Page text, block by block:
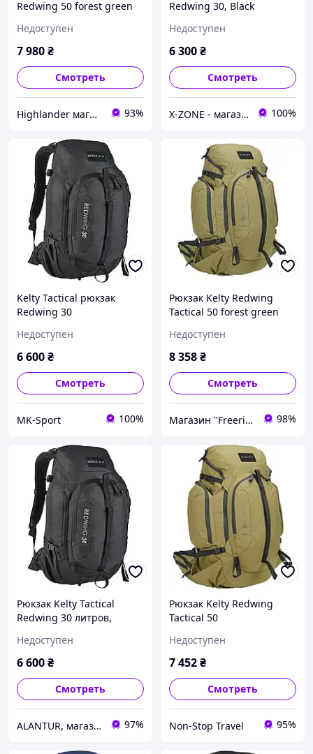
Redwing 50 forest green
Недоступен
7 980₴
Смотреть
Highlander магазин 93%
Redwing 30, Black
Недоступен
6 300₴
Смотреть
X-ZONE - магазин туристичного спорядження 100%
Kelty Tactical рюкзак
Redwing 30
Недоступен
6 600₴
Смотреть
MK-Sport 100%
Рюкзак Kelty Redwing
Tactical 50 forest green
Недоступен
8 358₴
Смотреть
Магазин "Freeride" 98%
Рюкзак Kelty Tactical
Redwing 30 литров,
путешествий, с
органайзером
Недоступен
6 600₴
Смотреть
ALANTUR, магазин туристичного спорядження та велосипедів 97%
Рюкзак Kelty Redwing
Tactical 50
Недоступен
7 452₴
Смотреть
Non-Stop Travel 95%